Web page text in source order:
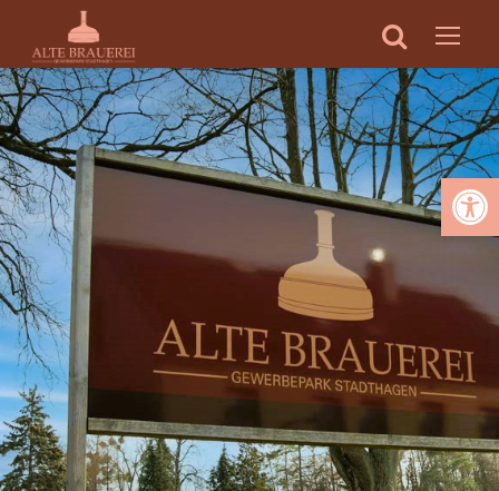
Werkzeugleiste öffnen